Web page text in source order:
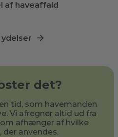
af haveaffald
ydelser
det?
tid, som havemanden
Vi afregner altid ud fra
afhænger af hvilke
der anvendes.